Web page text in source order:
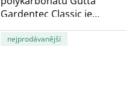
Gardentec Classic je
obloukový zahradní
skleník,...
nejprodávanější